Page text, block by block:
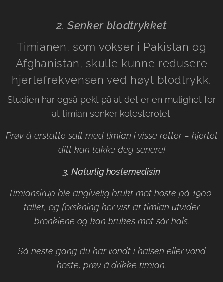
2. Senker blodtrykket
Timianen, som vokser i Pakistan og
Afghanistan, skulle kunne redusere
hjertefrekvensen ved høyt blodtrykk.
Studien har også pekt på at det er en mulighet for
at timian senker kolesterolet.
Prøv å erstatte salt med timian i visse retter – hjertet
ditt kan takke deg senere!
3. Naturlig hostemedisin
Timiansirup ble angivelig brukt mot hoste på 1900-
tallet, og forskning har vist at timian utvider
bronkiene og kan brukes mot sår hals.
Så neste gang du har vondt i halsen eller vond
hoste, prøv å drikke timian.